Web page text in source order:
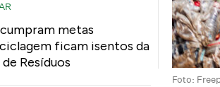
metas
ficam isentos da
Resíduos
Foto: